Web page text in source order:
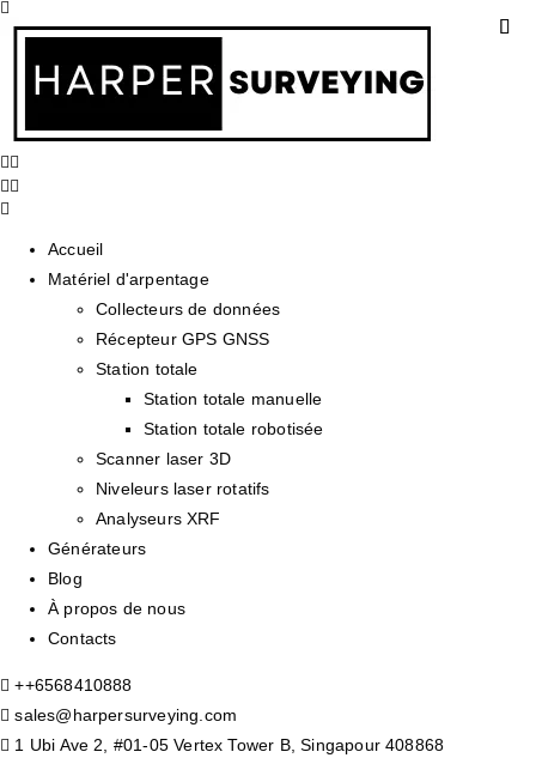
Accueil
Matériel d'arpentage
Collecteurs de données
Récepteur GPS GNSS
Station totale
Station totale manuelle
Station totale robotisée
Scanner laser 3D
Niveleurs laser rotatifs
Analyseurs XRF
Générateurs
Blog
À propos de nous
Contacts
++6568410888
sales@harpersurveying.com
1 Ubi Ave 2, #01-05 Vertex Tower B, Singapour 408868